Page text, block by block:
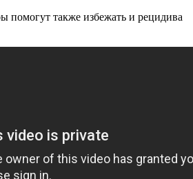
помогут также избежать и рецидива